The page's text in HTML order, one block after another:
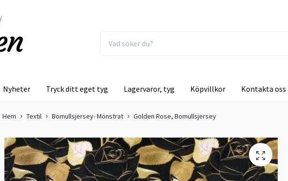
Nyheter Tryck ditt eget tyg Lagervaror, tyg Köpvillkor Kontakta oss
Hem Textil Bomullsjersey- Mönstrat Golden Rose, Bomullsjersey